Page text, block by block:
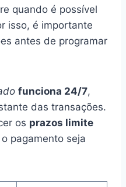
quando é possível
isso, é importante
antes de programar
funciona 24/7,
das transações.
os prazos limite
pagamento seja